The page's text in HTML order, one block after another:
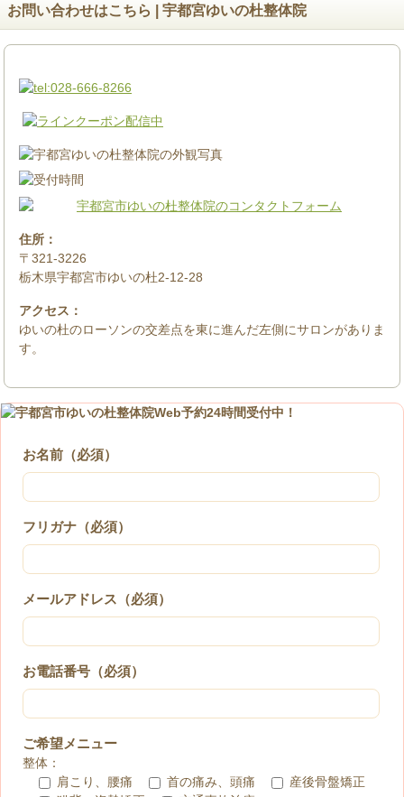
お問い合わせはこちら | 宇都宮ゆいの杜整体院
住所：
〒321-3226
栃木県宇都宮市ゆいの杜2-12-28
アクセス：
ゆいの杜のローソンの交差点を東に進んだ左側にサロンがありま
す。
お名前（必須）
フリガナ（必須）
メールアドレス（必須）
お電話番号（必須）
ご希望メニュー
整体：
肩こり、腰痛
首の痛み、頭痛
産後骨盤矯正